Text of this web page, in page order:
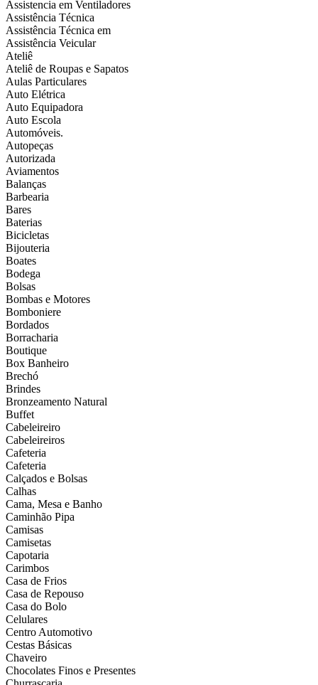
Assistencia em Ventiladores
Assistência Técnica
Assistência Técnica em
Assistência Veicular
Ateliê
Ateliê de Roupas e Sapatos
Aulas Particulares
Auto Elétrica
Auto Equipadora
Auto Escola
Automóveis.
Autopeças
Autorizada
Aviamentos
Balanças
Barbearia
Bares
Baterias
Bicicletas
Bijouteria
Boates
Bodega
Bolsas
Bombas e Motores
Bomboniere
Bordados
Borracharia
Boutique
Box Banheiro
Brechó
Brindes
Bronzeamento Natural
Buffet
Cabeleireiro
Cabeleireiros
Cafeteria
Cafeteria
Calçados e Bolsas
Calhas
Cama, Mesa e Banho
Caminhão Pipa
Camisas
Camisetas
Capotaria
Carimbos
Casa de Frios
Casa de Repouso
Casa do Bolo
Celulares
Centro Automotivo
Cestas Básicas
Chaveiro
Chocolates Finos e Presentes